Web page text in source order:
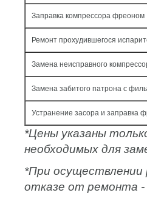
Заправка компрессора фреоном
Ремонт прохудившегося
Замена неисправного
Замена забитого патрона с
Устранение засора и заправка
*Цены указаны
необходимых для
*При
отказе от ремонта -